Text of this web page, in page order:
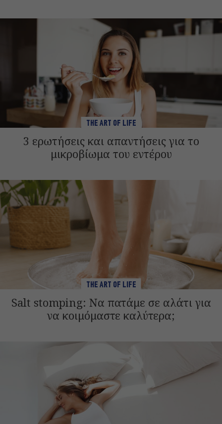
THE ART OF LIFE
3 ερωτήσεις και απαντήσεις για το
μικροβίωμα του εντέρου
THE ART OF LIFE
Salt stomping: Να πατάμε σε αλάτι για
να κοιμόμαστε καλύτερα;